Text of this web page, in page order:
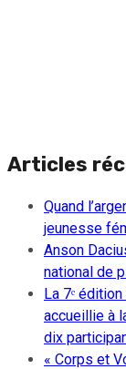
Articles
Quand
jeunesse
Anson
national de
La 7ᵉ
accueillie à
dix
« Corps et